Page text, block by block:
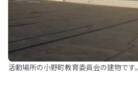
活動場所の小野町教育委員会の建物です。